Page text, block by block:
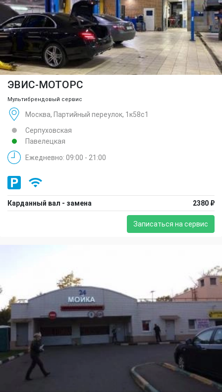
ЭВИС-МОТОРС
Мультибрендовый сервис
Москва, Партийный переулок, 1к58с1
Серпуховская
Павелецкая
Ежедневно: 09:00 - 21:00
Карданный вал - замена 2380 ₽
Записаться на сервис